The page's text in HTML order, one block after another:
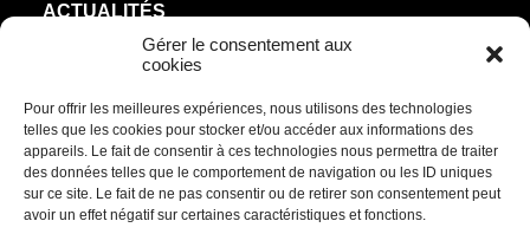
Gérer le consentement aux
cookies
Pour offrir les meilleures expériences, nous utilisons des technologies
telles que les cookies pour stocker et/ou accéder aux informations des
appareils. Le fait de consentir à ces technologies nous permettra de traiter
des données telles que le comportement de navigation ou les ID uniques
sur ce site. Le fait de ne pas consentir ou de retirer son consentement peut
avoir un effet négatif sur certaines caractéristiques et fonctions.
ACTUALITÉS
AGEND’ART
NOS ARTISTES
ÉDITIONS
S’ABONNER
Transmettre une information ou un commentaire :